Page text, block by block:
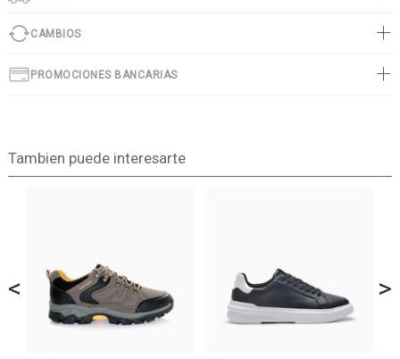
CAMBIOS
PROMOCIONES BANCARIAS
Tambien puede interesarte
< >